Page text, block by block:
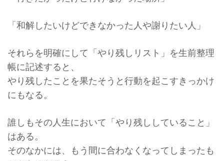
「和解したいけどできなかった人や謝りたい人」
それらを明確にして「やり残しリスト」 を生前整理
帳に記述すると、
やり残したことを果たそうと行動を起こすきっかけ
にもなる。
誰しもその人生において「やり残ししていること」
はある。
そのなかには、
もう間に合わなくなってしまったも